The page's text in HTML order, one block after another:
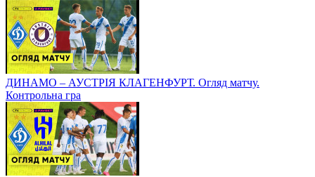
ДИНАМО – АУСТРІЯ КЛАГЕНФУРТ. Огляд матчу.
Контрольна гра